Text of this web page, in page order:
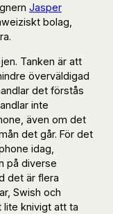
Jasper
bolag,
Tanken är att
överväldigad
det förstås
inte
även om det
det går. För det
idag,
på diverse
det är flera
Swish och
lite knivigt att ta